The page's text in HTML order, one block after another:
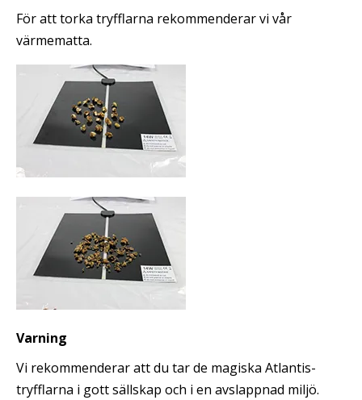
För att torka tryfflarna rekommenderar vi vår
värmematta.
Varning
Vi rekommenderar att du tar de magiska Atlantis-
tryfflarna i gott sällskap och i en avslappnad miljö.